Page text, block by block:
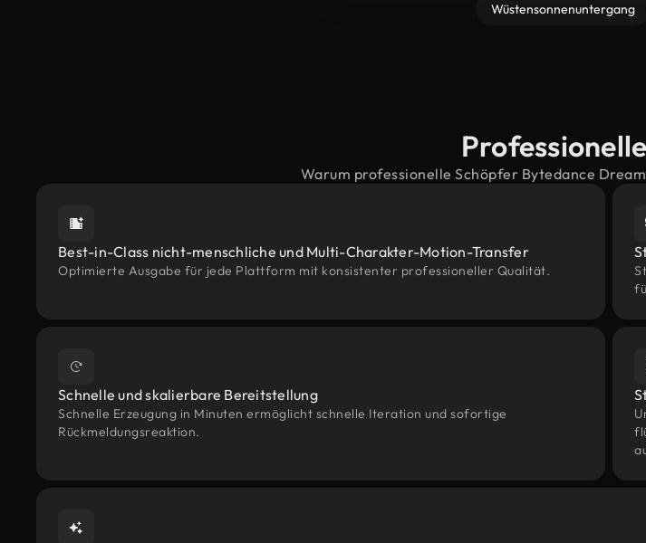
Wüstensonnenuntergang
Warum professionelle Schöpfer Bytedance
Best-in-Class nicht-menschliche und Multi-Charakter-Motion-Transfer
Optimierte Ausgabe für jede Plattform mit konsistenter professioneller Qualität.
Schnelle und skalierbare Bereitstellung
Schnelle Erzeugung in Minuten ermöglicht schnelle Iteration und sofortige
Rückmeldungsreaktion.